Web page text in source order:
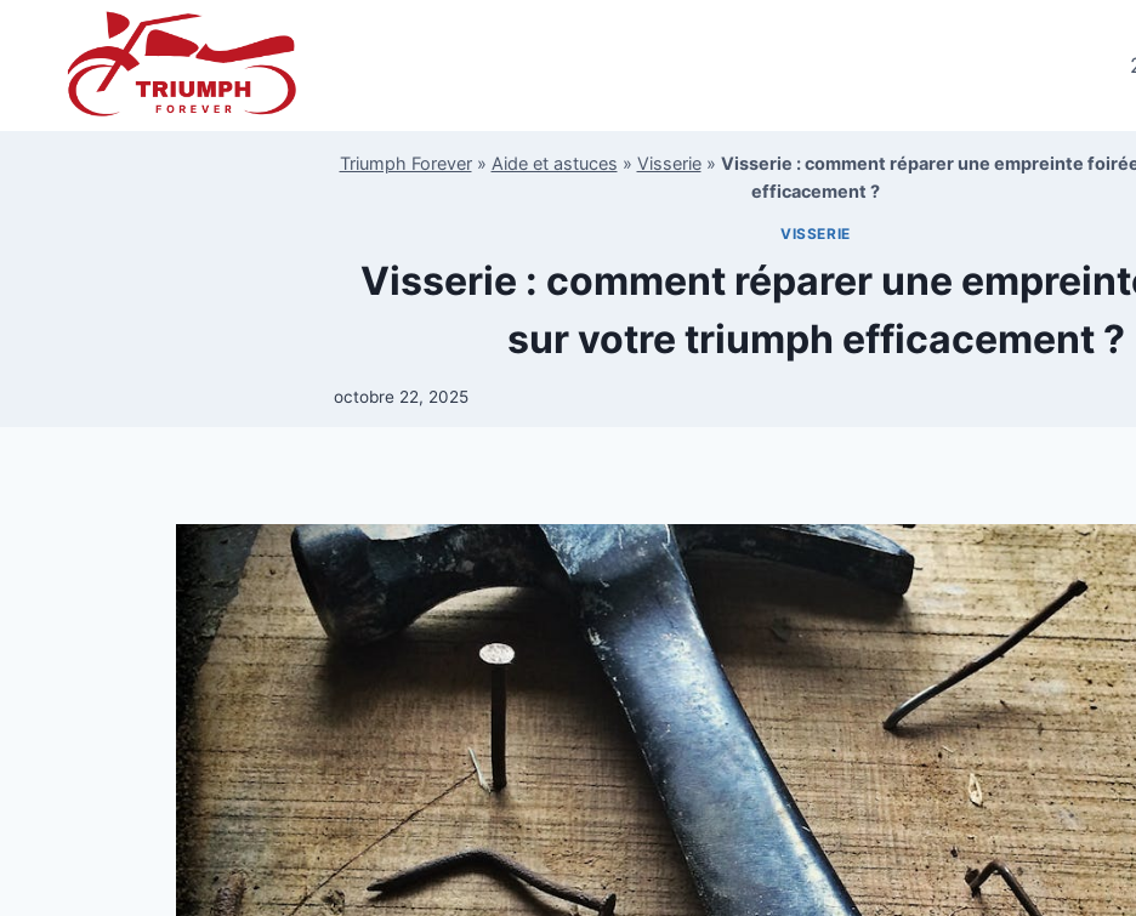
contenu
Triumph Forever» Aide et astuces » Visserie» Visserie : comment réparer une empreinte
efficacement ?
VISSERIE
Visserie : comment réparer une
sur votre triumph efficacement ?
octobre 22, 2025